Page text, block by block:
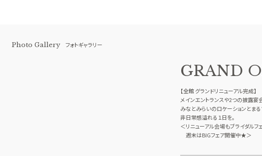
横浜 アートグレイス ポートサイドヴィ
Photo Gallery フォトギャラリー
GRAND
【全館 グランドリニューアル完成】
メインエントランスや2つの披露宴
みなとみらいのロケーションとま
非日常感溢れる１日を。
＜リニューアル会場もブライダル
週末はBIGフェア開催中★＞